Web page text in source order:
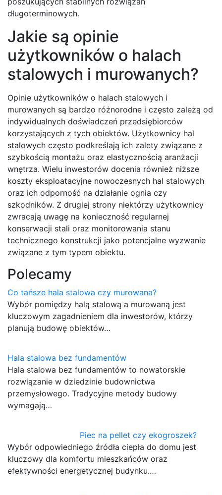
długoterminowych.
Jakie są opinie
użytkowników o halach
stalowych i murowanych?
Opinie użytkowników o halach stalowych i
murowanych są bardzo różnorodne i często zależą od
indywidualnych doświadczeń przedsiębiorców
korzystających z tych obiektów. Użytkownicy hal
stalowych często podkreślają ich zalety związane z
szybkością montażu oraz elastycznością aranżacji
wnętrza. Wielu inwestorów docenia również niższe
koszty eksploatacyjne nowoczesnych hal stalowych
oraz ich odporność na działanie ognia czy
szkodników. Z drugiej strony niektórzy użytkownicy
zwracają uwagę na konieczność regularnej
konserwacji stali oraz monitorowania stanu
technicznego konstrukcji jako potencjalne wyzwanie
związane z tym typem obiektu.
Polecamy
Co tańsze hala stalowa czy murowana?
Wybór pomiędzy halą stalową a murowaną jest
kluczowym zagadnieniem dla inwestorów, którzy
planują budowę obiektów…
Hala stalowa bez fundamentów
Hala stalowa bez fundamentów to nowatorskie
rozwiązanie w dziedzinie budownictwa
przemysłowego. Tradycyjne metody budowy
wymagają…
Piec na pellet czy ekogroszek?
Wybór odpowiedniego źródła ciepła do domu jest
kluczowy dla komfortu mieszkańców oraz
efektywności energetycznej budynku.…